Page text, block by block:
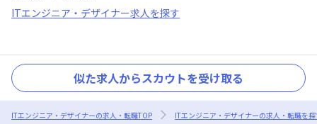
ITエンジニア・デザイナー求人を探す
似た求人からスカウトを受け取る
ITエンジニア・デザイナーの求人・転職TOP ITエンジニア・デザイナーの求人・転職を